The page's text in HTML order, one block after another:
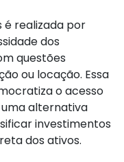
é realizada por
dos
questões
ou locação. Essa
o acesso
alternativa
investimentos
dos ativos.